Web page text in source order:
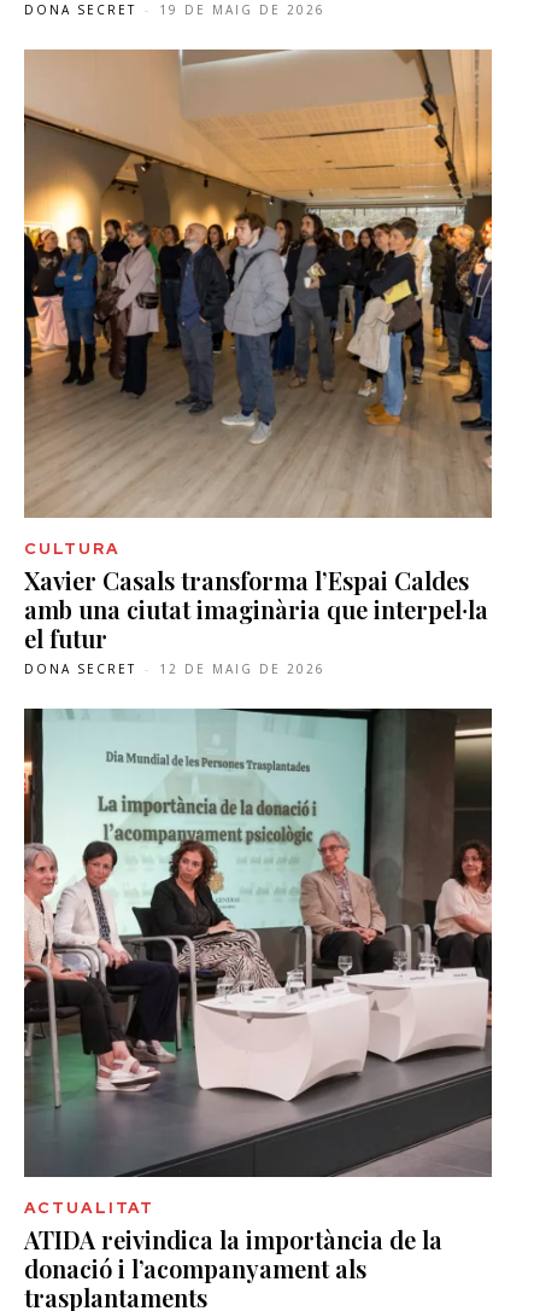
DONA SECRET - 19 DE MAIG DE 2026
CULTURA
Xavier Casals transforma l’Espai Caldes
amb una ciutat imaginària que interpel·la
el futur
DONA SECRET - 12 DE MAIG DE 2026
ACTUALITAT
ATIDA reivindica la importància de la
donació i l’acompanyament als
trasplantaments